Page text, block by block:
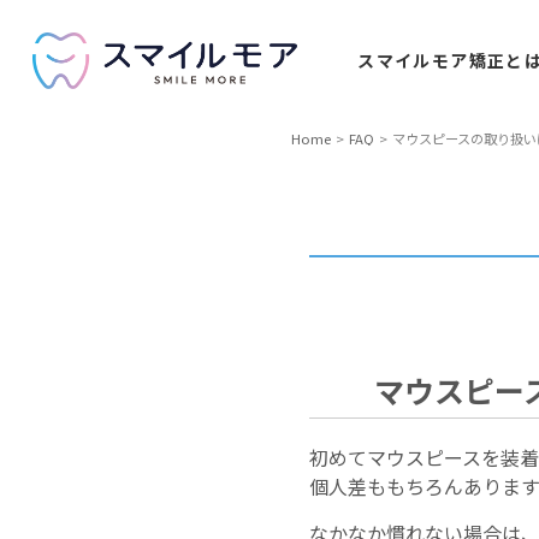
スマイルモア矯正と
Home FAQ マウスピースの取り扱
マウスピー
初めてマウスピースを装
個人差ももちろんありま
なかなか慣れない場合は